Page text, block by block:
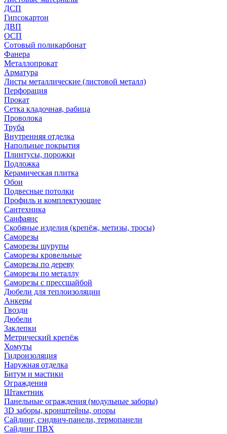
ДСП
Гипсокартон
ДВП
ОСП
Сотовый поликарбонат
Фанера
Металлопрокат
Арматура
Листы металлические (листовой металл)
Перфорация
Прокат
Сетка кладочная, рабица
Проволока
Труба
Внутренняя отделка
Напольные покрытия
Плинтусы, порожки
Подложка
Керамическая плитка
Обои
Подвесные потолки
Профиль и комплектующие
Сантехника
Санфаянс
Скобяные изделия (крепёж, метизы, тросы)
Саморезы
Саморезы шурупы
Саморезы кровельные
Саморезы по дереву
Саморезы по металлу
Саморезы с прессшайбой
Дюбели для теплоизоляции
Анкеры
Гвозди
Дюбели
Заклепки
Метрический крепёж
Хомуты
Гидроизоляция
Наружная отделка
Битум и мастики
Ограждения
Штакетник
Панельные ограждения (модульные заборы)
3D заборы, кронштейны, опоры
Cайдинг, сэндвич-панели, термопанели
Сайдинг ПВХ